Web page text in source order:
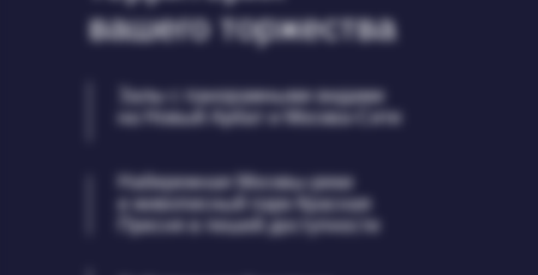
Залы с панорамными видами
на Новый Арбат и Москва-Сити
Набережная Москвы-реки
и живописный парк Красная
Пресня в пешей доступности
вашего торжества